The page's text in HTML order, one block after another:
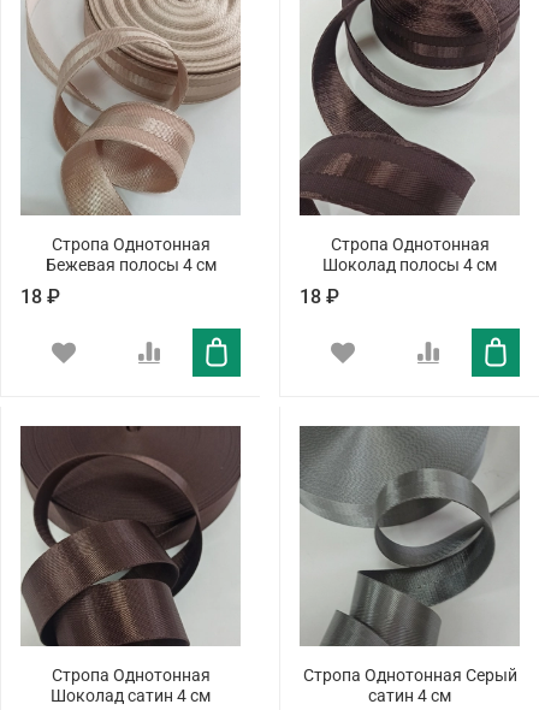
Стропа Однотонная
Бежевая полосы 4 см
18 ₽
Стропа Однотонная
Шоколад полосы 4 см
18 ₽
Стропа Однотонная
Шоколад сатин 4 см
Стропа Однотонная Серый
сатин 4 см